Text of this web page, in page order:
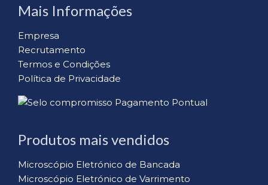
Mais Informações
Empresa
Recrutamento
Termos e Condições
Política de Privacidade
Produtos mais vendidos
Microscópio Eletrónico de Bancada
Microscópio Eletrónico de Varrimento